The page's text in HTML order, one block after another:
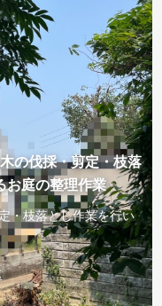
の伐採・剪定・枝落
お庭の整理作業
・枝落とし作業を行い